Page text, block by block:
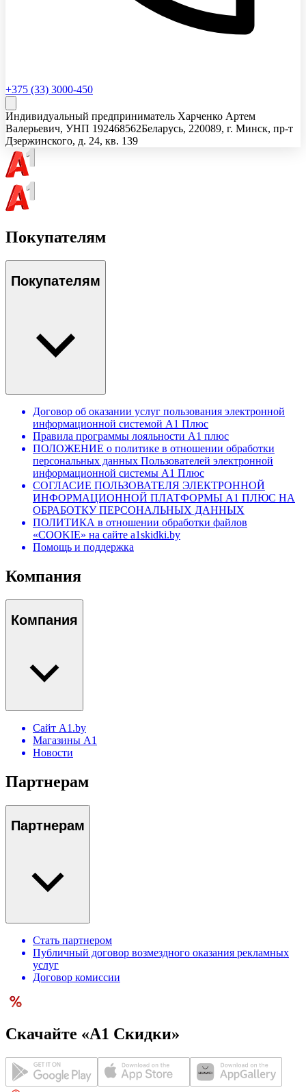
+375 (33) 3000-450
Индивидуальный предприниматель Харченко Артем
Валерьевич, УНП 192468562Беларусь, 220089, г. Минск, пр-т
Дзержинского, д. 24, кв. 139
Покупателям
Покупателям
Договор об оказании услуг пользования электронной
информационной системой А1 Плюс
Правила программы лояльности А1 плюс
ПОЛОЖЕНИЕ о политике в отношении обработки
персональных данных Пользователей электронной
информационной системы А1 Плюс
СОГЛАСИЕ ПОЛЬЗОВАТЕЛЯ ЭЛЕКТРОННОЙ
ИНФОРМАЦИОННОЙ ПЛАТФОРМЫ А1 ПЛЮС НА
ОБРАБОТКУ ПЕРСОНАЛЬНЫХ ДАННЫХ
ПОЛИТИКА в отношении обработки файлов
«COOKIE» на сайте a1skidki.by
Помощь и поддержка
Компания
Компания
Сайт A1.by
Магазины А1
Новости
Партнерам
Партнерам
Стать партнером
Публичный договор возмездного оказания рекламных
услуг
Договор комиссии
Скачайте «А1 Скидки»